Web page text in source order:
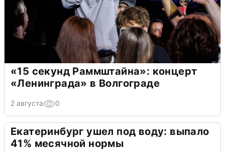
«15 секунд Раммштайна»: концерт
«Ленинграда» в Волгограде
2 августа 0
Екатеринбург ушел под воду: выпало
41% месячной нормы